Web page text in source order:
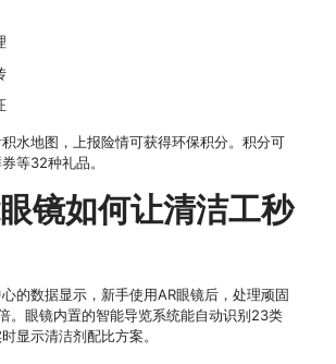
水地图，上报险情可获得环保积分。积分可
等32种礼品。
镜如何让清洁工秒
的数据显示，新手使用AR眼镜后，处理顽固
。眼镜内置的智能导览系统能自动识别23类
显示清洁剂配比方案。